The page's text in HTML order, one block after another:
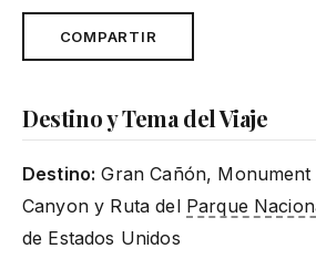
COMPARTIR
Destino y Tema del Viaje
Destino: Gran Cañón, Monument
Canyon y Ruta del Parque
de Estados Unidos